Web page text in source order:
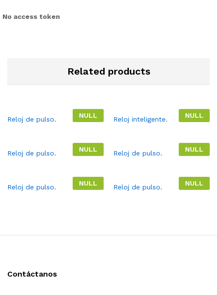
No access token
Related products
NULL
Reloj de pulso. NULL
Reloj inteligente.
NULL
Reloj de pulso. NULL
Reloj de pulso.
NULL
Reloj de pulso. NULL
Reloj de pulso.
Contáctanos